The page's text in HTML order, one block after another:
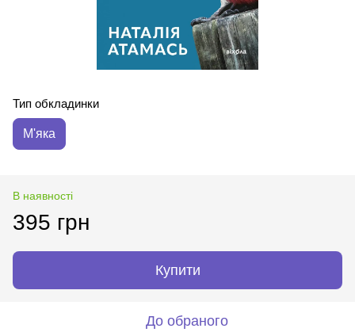
Тип обкладинки
М'яка
В наявності
395 грн
Купити
До обраного